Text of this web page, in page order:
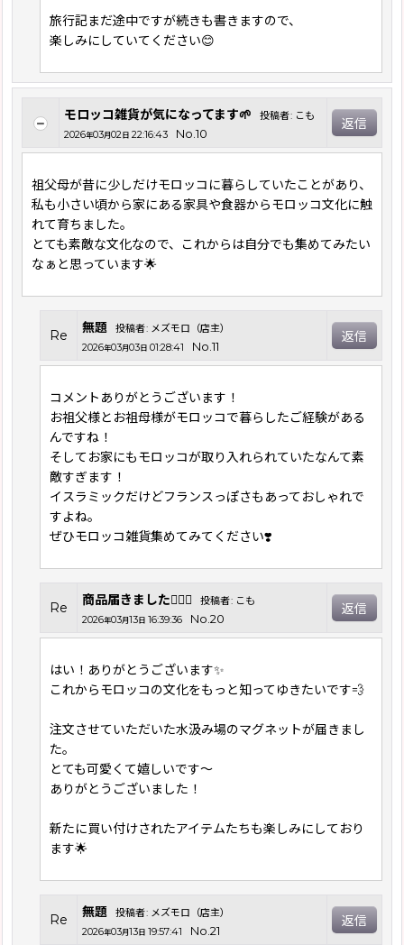
旅行記まだ途中ですが続きも書きますので、
楽しみにしていてください😊
モロッコ雑貨が気になってます🌱 投稿者: こも
2026年03月02 日 22:16:43 No.10
返信
祖父母が昔に少しだけモロッコに暮らしていたことがあり、
私も小さい頃から家にある家具や食器からモロッコ文化に触
れて育ちました。
とても素敵な文化なので、これからは自分でも集めてみたい
なぁと思っています🌟
Re 無題 投稿者: メズモロ（店主）
2026年03月03日 01:28:41 No.11
返信
コメントありがとうございます！
お祖父様とお祖母様がモロッコで暮らしたご経験がある
んですね！
そしてお家にもモロッコが取り入れられていたなんて素
敵すぎます！
イスラミックだけどフランスっぽさもあっておしゃれで
すよね。
ぜひモロッコ雑貨集めてみてください❣️
Re 商品届きました🙇‍♀️✨ 投稿者: こも
2026年03月13日 16:39:36 No.20
返信
はい！ありがとうございます✨
これからモロッコの文化をもっと知ってゆきたいです💨
注文させていただいた水汲み場のマグネットが届きまし
た。
とても可愛くて嬉しいです〜
ありがとうございました！
新たに買い付けされたアイテムたちも楽しみにしており
ます🌟
Re 無題 投稿者: メズモロ（店主）
2026年03月13日 19:57:41 No.21
返信